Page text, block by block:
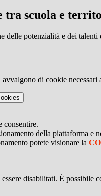
tra scuola e
delle potenzialità e dei
di cookie
consentire.
della piattaforma e
potete visionare la
disabilitati. È possibile